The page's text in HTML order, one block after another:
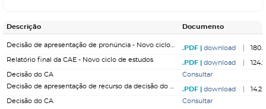
Descrição Documento
download
Relatório final da CAE - Novo ciclo de estudos
download
Decisão do CA
Consultar
download
14.2
Decisão do CA
Consultar